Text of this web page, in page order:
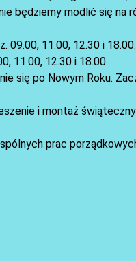
będziemy modlić się
09.00, 11.00, 12.30 i
11.00, 12.30 i 18.00.
się po Nowym Roku.
i montaż
prac